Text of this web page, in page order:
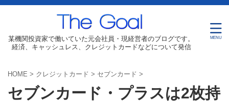
某機関投資家で働いていた元会社員・現経営者のブログです。
経済、キャッシュレス、クレジットカードなどについて発信
HOME > クレジットカード > セブンカード >
セブンカード・プラスは2枚持